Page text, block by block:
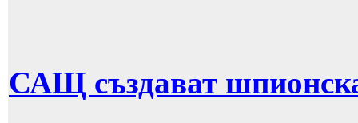
САЩ създават